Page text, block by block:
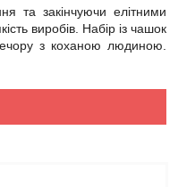
та закінчуючи елітними
виробів. Набір із чашок
з коханою людиною.